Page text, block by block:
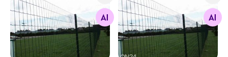
Садовая сетка Classic
Найдите похожие
Садовая сетка Classic
Найдите похожие